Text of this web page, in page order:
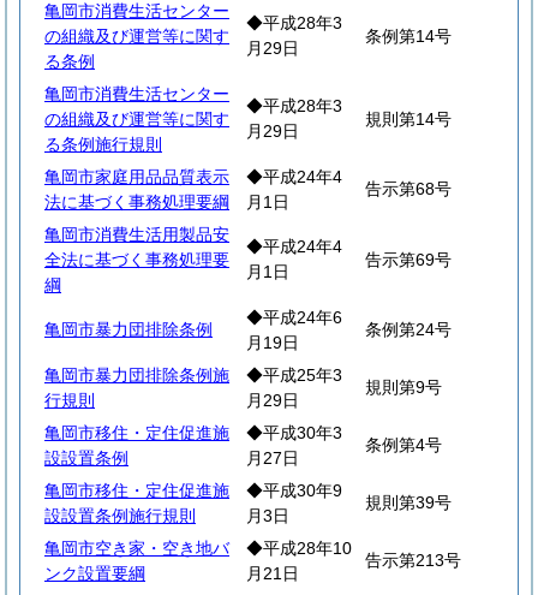
亀岡市消費生活センター
の組織及び運営等に関す
る条例
◆平成28年3
月29日
条例第14号
亀岡市消費生活センター
の組織及び運営等に関す
る条例施行規則
◆平成28年3
月29日
規則第14号
亀岡市家庭用品品質表示
法に基づく事務処理要綱
◆平成24年4
月1日
告示第68号
亀岡市消費生活用製品安
全法に基づく事務処理要
綱
◆平成24年4
月1日
告示第69号
亀岡市暴力団排除条例
◆平成24年6
月19日
条例第24号
亀岡市暴力団排除条例施
行規則
◆平成25年3
月29日
規則第9号
亀岡市移住・定住促進施
設設置条例
◆平成30年3
月27日
条例第4号
亀岡市移住・定住促進施
設設置条例施行規則
◆平成30年9
月3日
規則第39号
亀岡市空き家・空き地バ
ンク設置要綱
◆平成28年10
月21日
告示第213号